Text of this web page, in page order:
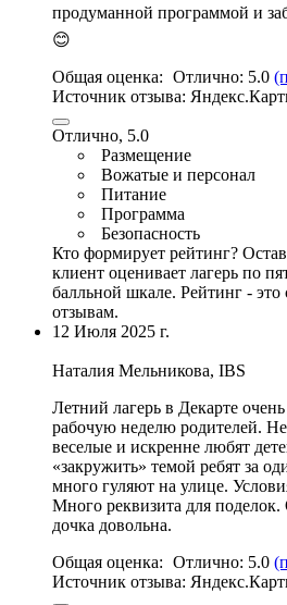
продуманной программой и
😊
Общая оценка: Отлично: 5.0
Источник отзыва:
Отлично, 5.0
Размещение
Вожатые и персонал
Питание
Программа
Безопасность
Кто формирует рейтинг?
клиент оценивает лагерь по
балльной шкале. Рейтинг - это
отзывам.
12 Июля 2025 г.
Наталия Мельникова, IBS
Летний лагерь в Декарте
рабочую неделю родителей.
веселые и искренне любят
«закружить» темой ребят за
много гуляют на улице.
Много реквизита для
дочка довольна.
Общая оценка: Отлично: 5.0
Источник отзыва: